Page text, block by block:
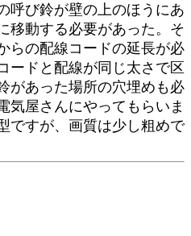
呼び鈴が壁の上のほうにあ
移動する必要があった。そ
らの配線コードの延長が必
ードと配線が同じ太さで区
があった場所の穴埋めも必
気屋さんにやってもらいま
ですが、画質は少し粗めで